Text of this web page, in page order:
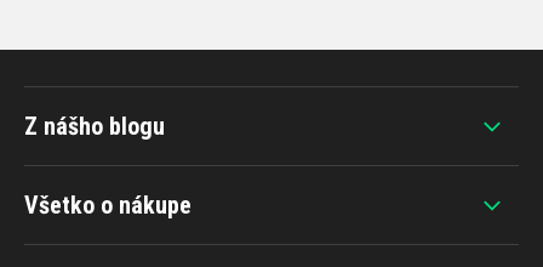
Všetko o nákupe
Z nášho blogu